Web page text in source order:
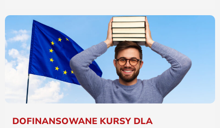
DOFINANSOWANE KURSY DLA